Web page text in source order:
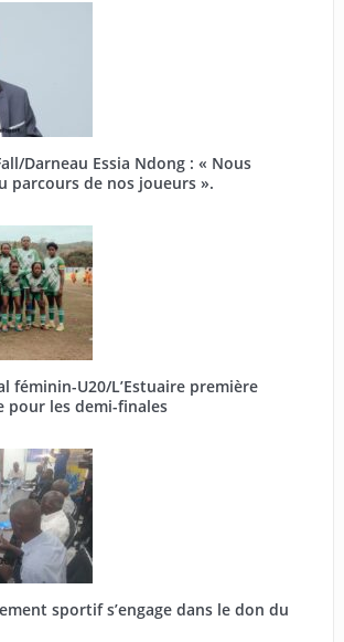
Darneau Essia Ndong : « Nous
parcours de nos joueurs ».
féminin-U20/L’Estuaire première
pour les demi-finales
sportif s’engage dans le don du